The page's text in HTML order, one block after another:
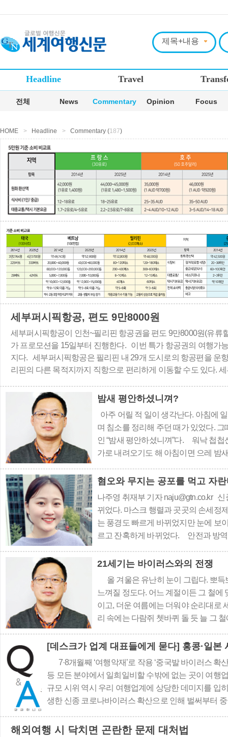
Headline Travel
전체 News Commentary Opinion Focus
HOME > Headline > Commentary (187)
세부퍼시픽항공, 편도 9만8000원
세부퍼시픽항공이 인천~필리핀 항공권을 편도 9만8000원(유류
가 프로모션을 15일부터 진행한다. 이번 특가 항공권의 여행가
지다. 세부퍼시픽항공은 필리핀 내 29개 도시로의 항공편을 운
리핀의 다른 목적지까지 직항으로 편리하게 이동할 수도 있다.
밤새 평안하셨니껴?
아주 어릴 적 일이 생각난다. 아침에
며 침소를 정리해 주던 때가 있었다.
인 “밤새 평안하셨니껴”다. 워낙 첩
가로 내려오기도 해 아침이면 으레 밤
가고 있다. 어두..
혐오와 무지는 공포를 먹고 자
나주영 취재부 기자 naju@gtn.co.kr
뀌었다. 마스크 행렬과 곳곳의 손세정
는 풍경도 빠르게 바뀌었지만 눈에 보
르고 잔혹하게 바뀌었다. 안전과 방
시아인들을 바이러스 덩어리 취급하며
21세기는 바이러스와의 전쟁
올 겨울은 유난히 눈이 그립다. 뽀득
느껴질 정도다. 어느 계절이든 그 철에
이고, 더운 여름에는 더워야 순리대로
리 속에는 다람쥐 쳇바퀴 돌 듯 늘 그
7·8개월째 ‘여행악재’로 작용 ‘중국발 바이러스 확
등 모든 분야에서 일희일비할 수밖에 없는 곳이 여행
규모 시위 역시 우리 여행업계에 상당한 데미지를 입
생한 신종 코로나바이러스 확산으로 인해 벌써부터
해외여행 시 닥치면 곤란한 문제 대처법